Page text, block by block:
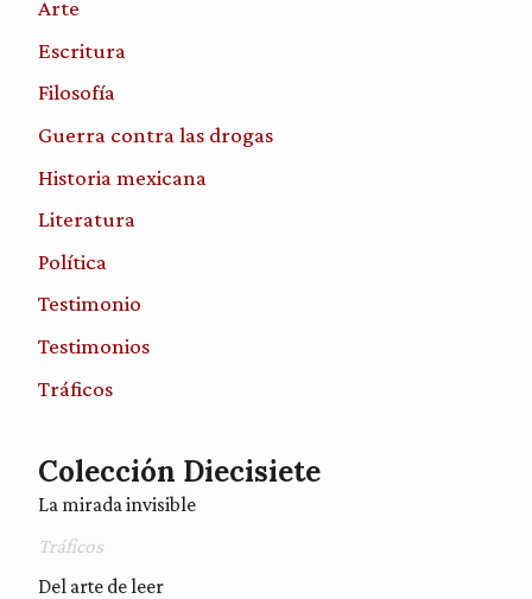
Arte
Escritura
Filosofía
Guerra contra las drogas
Historia mexicana
Literatura
Política
Testimonio
Testimonios
Tráficos
Colección Diecisiete
La mirada invisible
Tráficos
Del arte de leer